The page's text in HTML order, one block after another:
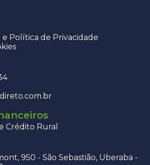
e Política de Privacidade
Crédito Rural
950 - São Sebastião, Uberaba -